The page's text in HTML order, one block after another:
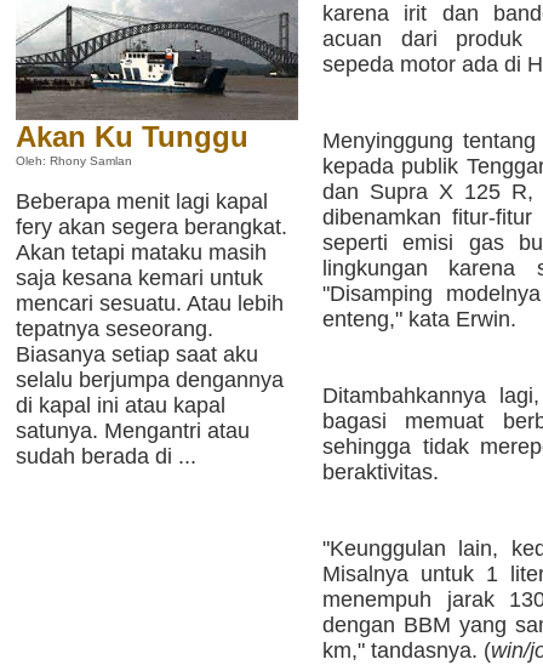
Akan Ku Tunggu
Oleh: Rhony Samlan
Beberapa menit lagi kapal
fery akan segera berangkat.
Akan tetapi mataku masih
saja kesana kemari untuk
mencari sesuatu. Atau lebih
tepatnya seseorang.
Biasanya setiap saat aku
selalu berjumpa dengannya
di kapal ini atau kapal
satunya. Mengantri atau
sudah berada di ...
karena irit dan
acuan dari produk
sepeda motor ada di
Menyinggung
kepada publik
dan Supra X 125 R,
dibenamkan fitur-
seperti emisi gas
lingkungan karena
"Disamping
enteng," kata Erwin.
Ditambahkannya
bagasi memuat
sehingga tidak
beraktivitas.
"Keunggulan lain,
Misalnya untuk 1
menempuh jarak
dengan BBM yang
km," tandasnya. (win/